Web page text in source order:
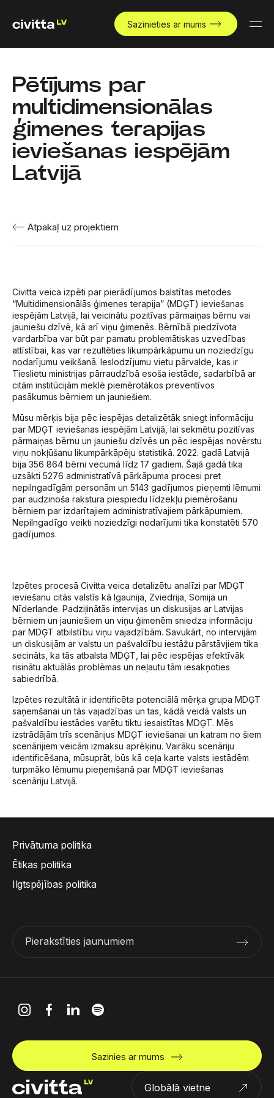
Sazinieties ar mums
Pētījums par
multidimensionālas
ģimenes terapijas
ieviešanas iespējām
Latvijā
Atpakaļ uz projektiem
Civitta veica izpēti par pierādījumos balstītas metodes
“Multidimensionālās ģimenes terapija” (MDĢT) ieviešanas
iespējām Latvijā, lai veicinātu pozitīvas pārmaiņas bērnu vai
jauniešu dzīvē, kā arī viņu ģimenēs. Bērnībā piedzīvota
vardarbība var būt par pamatu problemātiskas uzvedības
attīstībai, kas var rezultēties likumpārkāpumu un noziedzīgu
nodarījumu veikšanā. Ieslodzījumu vietu pārvalde, kas ir
Tieslietu ministrijas pārraudzībā esoša iestāde, sadarbībā ar
citām institūcijām meklē piemērotākos preventīvos
pasākumus bērniem un jauniešiem.
Mūsu mērķis bija pēc iespējas detalizētāk sniegt informāciju
par MDĢT ieviešanas iespējām Latvijā, lai sekmētu pozitīvas
pārmaiņas bērnu un jauniešu dzīvēs un pēc iespējas novērstu
viņu nokļūšanu likumpārkāpēju statistikā. 2022. gadā Latvijā
bija 356 864 bērni vecumā līdz 17 gadiem. Šajā gadā tika
uzsākti 5276 administratīvā pārkāpuma procesi pret
nepilngadīgām personām un 5143 gadījumos pieņemti lēmumi
par audzinoša rakstura piespiedu līdzekļu piemērošanu
bērniem par izdarītajiem administratīvajiem pārkāpumiem.
Nepilngadīgo veikti noziedzīgi nodarījumi tika konstatēti 570
gadījumos.
Izpētes procesā Civitta veica detalizētu analīzi par MDĢT
ieviešanu citās valstīs kā Igaunija, Zviedrija, Somija un
Nīderlande. Padziļinātās intervijas un diskusijas ar Latvijas
bērniem un jauniešiem un viņu ģimenēm sniedza informāciju
par MDĢT atbilstību viņu vajadzībām. Savukārt, no intervijām
un diskusijām ar valstu un pašvaldību iestāžu pārstāvjiem tika
secināts, ka tās atbalsta MDĢT, lai pēc iespējas efektīvāk
risinātu aktuālās problēmas un neļautu tām iesakņoties
sabiedrībā.
Izpētes rezultātā ir identificēta potenciālā mērķa grupa MDĢT
saņemšanai un tās vajadzības un tas, kādā veidā valsts un
pašvaldību iestādes varētu tiktu iesaistītas MDĢT. Mēs
izstrādājām trīs scenārijus MDĢT ieviešanai un katram no šiem
scenārijiem veicām izmaksu aprēķinu. Vairāku scenāriju
identificēšana, mūsuprāt, būs kā ceļa karte valsts iestādēm
turpmāko lēmumu pieņemšanā par MDĢT ieviešanas
scenāriju Latvijā.
Pierakstīties jaunumiem
Privātuma politika
Ētikas politika
Ilgtspējības politika
Globālā vietne
Sazinies ar mums